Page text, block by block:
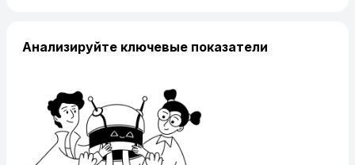
Анализируйте ключевые показатели